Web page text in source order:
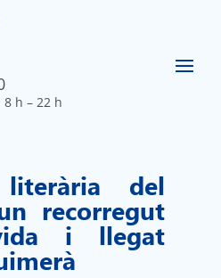
h – 22 h
del
recorregut
i llegat